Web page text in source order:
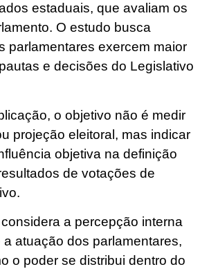
estaduais, que avaliam os
O estudo busca
parlamentares exercem maior
e decisões do Legislativo
o objetivo não é medir
projeção eleitoral, mas indicar
objetiva na definição
de votações de
a percepção interna
atuação dos parlamentares,
o poder se distribui dentro do